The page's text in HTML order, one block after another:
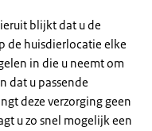
blijkt dat u de
de huisdierlocatie elke
in die u neemt om
dat u passende
deze verzorging geen
u zo snel mogelijk een